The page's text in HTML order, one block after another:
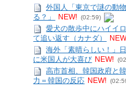
外国人「東京で謎の動
る？」
NEW! (02:59)
愛犬の散歩中にハイイ
て追い返す（カナダ）
海外「素晴らしい！」
に米国人が大喜び NEW!
高市首相、韓国政府と
力＝韓国の反応 NEW!